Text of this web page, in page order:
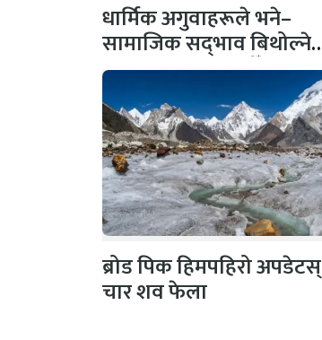
धार्मिक अगुवाहरूले भने–
सामाजिक सद्‌भाव बिथोल्ने
कार्यमा संलग्न नहोऔँ
ब्रोड पिक हिमपहिरो अपडेटस्
चार शव फेला